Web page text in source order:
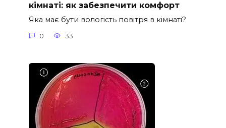
кімнаті: як забезпечити комфорт
Яка має бути вологість повітря в кімнаті?
0 33